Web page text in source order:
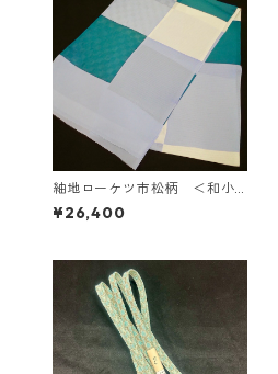
紬地ローケツ市松柄 ＜和小
物さくら＞ SOA-68
¥26,400